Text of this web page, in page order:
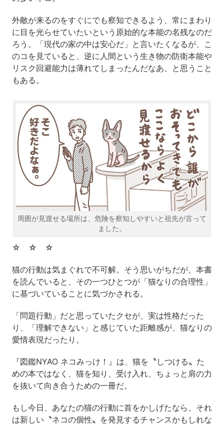
外敵が来るのをすぐにでも察知できるよう、常にまわり
に目を光らせていたいという原始的な本能の名残なのだ
ろう。「現代の家の中は安心だ」と言いたくなるが、こ
のコを見ていると、逆に人間という生き物の防衛本能や
リスク回避能力は薄れてしまったんだなあ、と思うこと
もある。
周囲が見渡せる場所は、危険を察知しやすいと祖先が言って
ました。
☆ ☆ ☆
猫の行動は気まぐれで不可解。そう思いがちだが、本書
を読んでいると、その一つひとつが「猫なりの合理性」
に基づいていることに気づかされる。
「問題行動」だと思っていたクセが、実は性格だった
り、「理解できない」と感じていた距離感が、猫なりの
愛情表現だったり。
『図鑑NYAO ネコみっけ！』は、猫を〝しつける〟た
めの本ではなく、猫を知り、受け入れ、ちょっと肩の力
を抜いて向き合うための一冊だ。
もし今日、あなたの猫の行動に首をかしげたなら、それ
は新しい〝ネコの個性〟を発見するチャンスかもしれな